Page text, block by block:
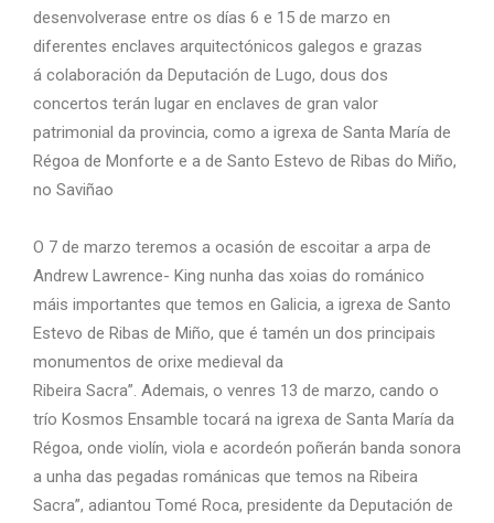
desenvolverase entre os días 6 e 15 de marzo en
diferentes enclaves arquitectónicos galegos e grazas
á colaboración da Deputación de Lugo, dous dos
concertos terán lugar en enclaves de gran valor
patrimonial da provincia, como a igrexa de Santa María de
Régoa de Monforte e a de Santo Estevo de Ribas do Miño,
no Saviñao
O 7 de marzo teremos a ocasión de escoitar a arpa de
Andrew Lawrence- King nunha das xoias do románico
máis importantes que temos en Galicia, a igrexa de Santo
Estevo de Ribas de Miño, que é tamén un dos principais
monumentos de orixe medieval da
Ribeira Sacra”. Ademais, o venres 13 de marzo, cando o
trío Kosmos Ensamble tocará na igrexa de Santa María da
Régoa, onde violín, viola e acordeón poñerán banda sonora
a unha das pegadas románicas que temos na Ribeira
Sacra”, adiantou Tomé Roca, presidente da Deputación de